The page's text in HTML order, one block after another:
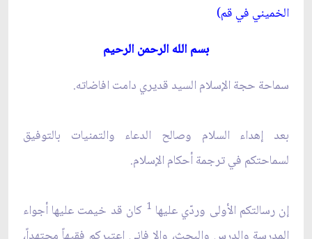
الخميني في قم)
بسم الله الرحمن الرحيم
سماحة حجة الإسلام السيد قديري دامت افاضاته.
بعد إهداء السلام وصالح الدعاء والتمنيات بالتوفيق
لسماحتكم في ترجمة أحكام الإسلام.
إن رسالتكم الأولى وردّي عليها 1 كان قد خيمت عليها أجواء